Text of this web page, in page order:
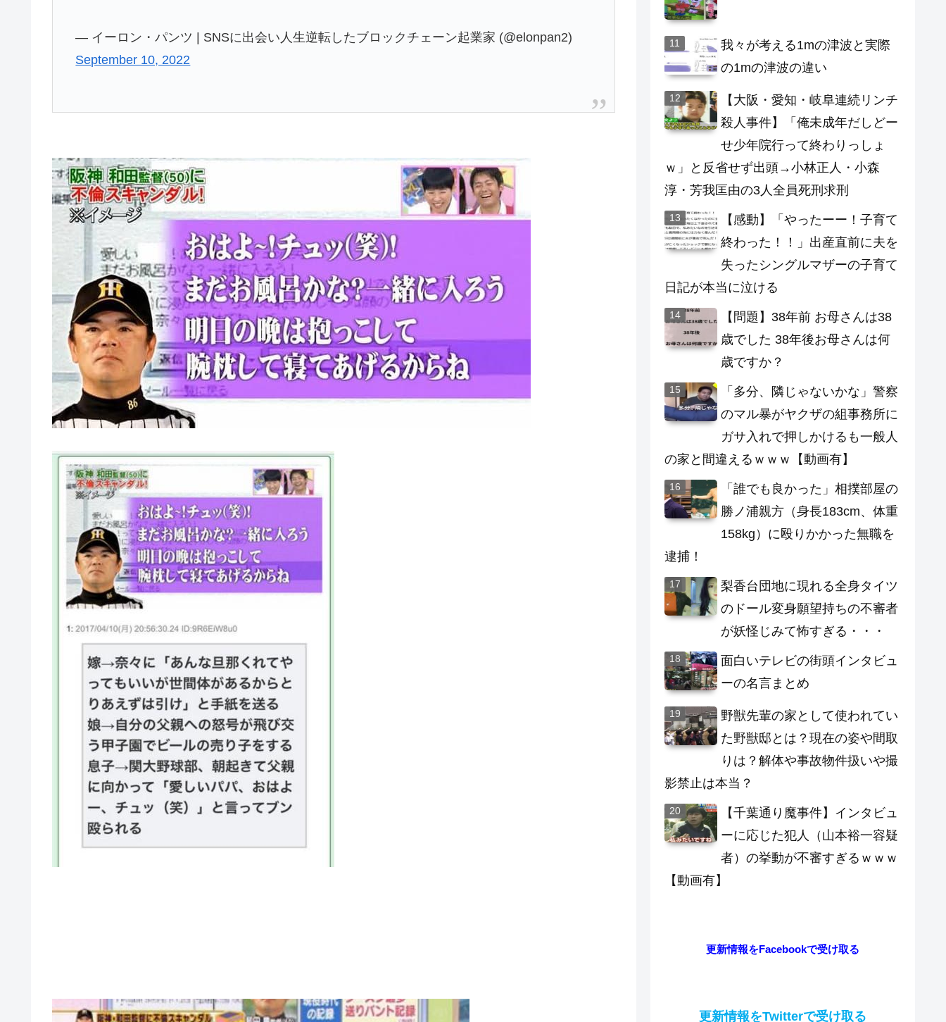
— イーロン・パンツ | SNSに出会い人生逆転したブロックチェーン起業家 (@elonpan2)
September 10, 2022
我々が考える1mの津波と実際
の1mの津波の違い
【大阪・愛知・岐阜連続リンチ
殺人事件】「俺未成年だしどー
せ少年院行って終わりっしょ
ｗ」と反省せず出頭→小林正人・小森
淳・芳我匡由の3人全員死刑求刑
【感動】「やったーー！子育て
終わった！！」出産直前に夫を
失ったシングルマザーの子育て
日記が本当に泣ける
【問題】38年前 お母さんは38
歳でした 38年後お母さんは何
歳ですか？
「多分、隣じゃないかな」警察
のマル暴がヤクザの組事務所に
ガサ入れで押しかけるも一般人
の家と間違えるｗｗｗ【動画有】
「誰でも良かった」相撲部屋の
勝ノ浦親方（身長183cm、体重
158kg）に殴りかかった無職を
逮捕！
梨香台団地に現れる全身タイツ
のドール変身願望持ちの不審者
が妖怪じみて怖すぎる・・・
面白いテレビの街頭インタビュ
ーの名言まとめ
野獣先輩の家として使われてい
た野獣邸とは？現在の姿や間取
りは？解体や事故物件扱いや撮
影禁止は本当？
【千葉通り魔事件】インタビュ
ーに応じた犯人（山本裕一容疑
者）の挙動が不審すぎるｗｗｗ
【動画有】
更新情報をFacebookで受け取る
更新情報をTwitterで受け取る